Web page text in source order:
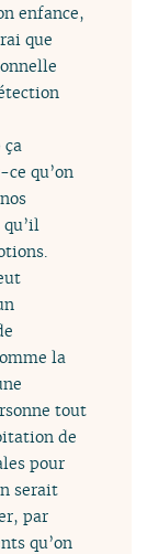
enfance,
que
qu’on
la
tout
de
pour
serait
par
qu’on